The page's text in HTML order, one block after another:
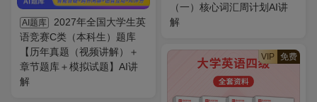
（一）核心词汇周计划AI讲
解
AI题库
2027年全国大学生英
语竞赛C类（本科生）题库
【历年真题（视频讲解）＋
章节题库＋模拟试题】AI讲
解
VIP 免费